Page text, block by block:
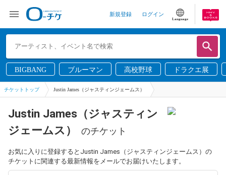
新規登録 ログイン
Language
BIGBANG ブルーマン 高校野球 ドラクエ展
チケットトップ Justin James（ジャスティンジェームス）
Justin James（ジャスティン
ジェームス）
のチケット
お気に入りに登録するとJustin James（ジャスティンジェームス）の
チケットに関連する最新情報をメールでお届けいたします。